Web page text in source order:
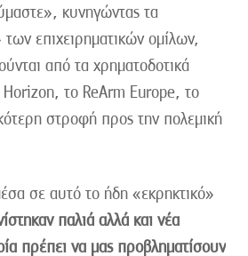
κυνηγώντας τα
επιχειρηματικών ομίλων,
από τα χρηματοδοτικά
Horizon, το ReArm Europe, το
στροφή προς την πολεμική
σε αυτό το ήδη «εκρηκτικό»
παλιά αλλά και νέα
πρέπει να μας προβληματίσουν